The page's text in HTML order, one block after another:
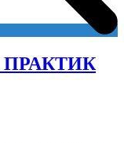
ПРАКТИК